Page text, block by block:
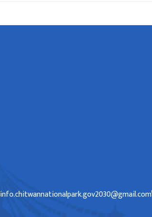
info.chitwannationalpark.gov2030@gmail.com